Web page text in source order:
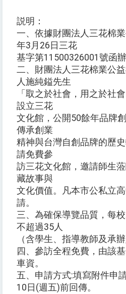
説明：
一、依據財團法人三花棉
年3月26日三花
基字第11500326001號函辦
二、財團法人三花棉業公
人施純鎰先生
「取之於社會，用之於社
設立三花
文化館，公開50餘年品牌
傳承創業
精神與台灣自創品牌的歷
請免費參
訪三花文化館，邀請師生
藏故事與
文化價值。凡本市公私立
請。
三、為確保導覽品質，每
不超過35人
（含學生、指導教師及承辦
四、參訪全程免費，由該
車資。
五、申請方式:填寫附件申
10日(週五)前回傳。